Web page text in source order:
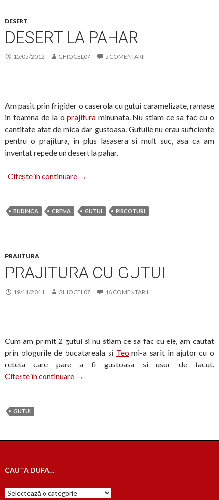
DESERT
DESERT LA PAHAR
15/05/2012 GHIOCEL07 5 COMENTARII
Am pasit prin frigider o caserola cu gutui caramelizate, ramase
in toamna de la o prajituraminunata. Nu stiam ce sa fac cu o
cantitate atat de mica dar gustoasa. Gutuile nu erau suficiente
pentru o prajitura, in plus lasasera si mult suc, asa ca am
inventat repede un desert la pahar.
Citește în continuare Desert la pahar
→
BUDINCA CREMA GUTUI PISCOTURI
PRAJITURA
PRAJITURA CU GUTUI
19/11/2011 GHIOCEL07 16 COMENTARII
Cum am primit 2 gutui si nu stiam ce sa fac cu ele, am cautat
prin blogurile de bucatareala si Teomi-a sarit in ajutor cu o
reteta care pare a fi gustoasa si usor de facut.
Citește în continuare Prajitura cu gutui
→
GUTUI
CAUTA DUPA…
Cauta